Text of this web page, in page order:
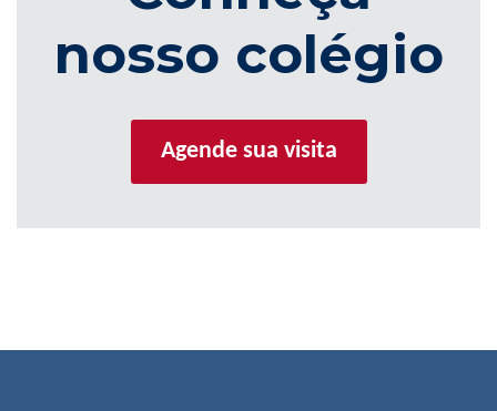
nosso colégio
Agende sua visita